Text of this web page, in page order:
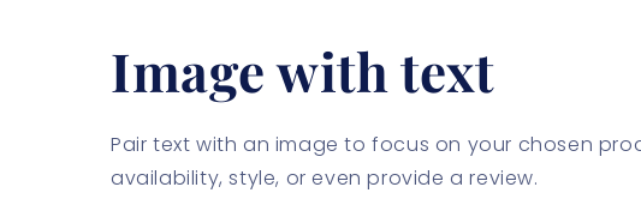
Image with text
Pair text with an image to focus on your chosen
availability, style, or even provide a review.